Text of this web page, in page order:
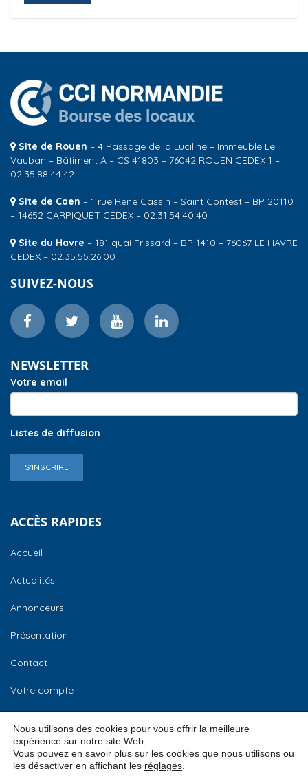
Site de Rouen – 4 Passage de la Luciline – Immeuble Le
Vauban – Bâtiment A – CS 41803 – 76042 ROUEN CEDEX 1 –
02.35.88.44.42
Site de Caen – 1 rue René Cassin – Saint Contest – BP 20110
– 14652 CARPIQUET CEDEX – 02.31.54.40.40
Site du Havre – 181 quai Frissard – BP 1410 – 76067 LE HAVRE
CEDEX – 02.35.55.26.00
SUIVEZ-NOUS
NEWSLETTER
Votre email
Listes de diffusion
S'INSCRIRE
ACCÈS RAPIDES
Accueil
Actualités
Annonceurs
Présentation
Contact
Votre compte
Nous utilisons des cookies pour vous offrir la meilleure
expérience sur notre site Web.
Vous pouvez en savoir plus sur les cookies que nous utilisons ou
les désactiver en affichant les réglages